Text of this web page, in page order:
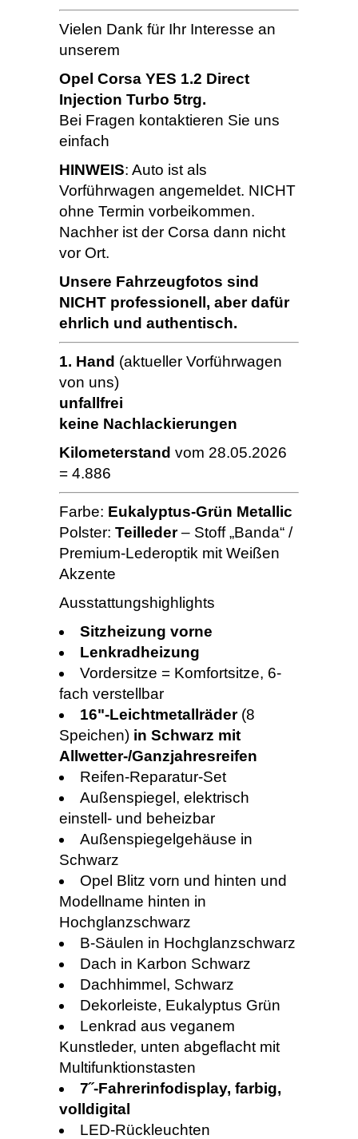
Vielen Dank für Ihr Interesse an
unserem
Opel Corsa YES 1.2 Direct
Injection Turbo 5trg.
Bei Fragen kontaktieren Sie uns
einfach
HINWEIS: Auto ist als
Vorführwagen angemeldet. NICHT
ohne Termin vorbeikommen.
Nachher ist der Corsa dann nicht
vor Ort.
Unsere Fahrzeugfotos sind
NICHT professionell, aber dafür
ehrlich und authentisch.
1. Hand (aktueller Vorführwagen
von uns)
unfallfrei
keine Nachlackierungen
Kilometerstand vom 28.05.2026
= 4.886
Farbe: Eukalyptus-Grün Metallic
Polster: Teilleder– Stoff „Banda“ /
Premium-Lederoptik mit Weißen
Akzente
Ausstattungshighlights
Sitzheizung vorne
Lenkradheizung
Vordersitze = Komfortsitze, 6-
fach verstellbar
16"-Leichtmetallräder(8
Speichen) in Schwarz mit
Allwetter-/Ganzjahresreifen
Reifen-Reparatur-Set
Außenspiegel, elektrisch
einstell- und beheizbar
Außenspiegelgehäuse in
Schwarz
Opel Blitz vorn und hinten und
Modellname hinten in
Hochglanzschwarz
B-Säulen in Hochglanzschwarz
Dach in Karbon Schwarz
Dachhimmel, Schwarz
Dekorleiste, Eukalyptus Grün
Lenkrad aus veganem
Kunstleder, unten abgeflacht mit
Multifunktionstasten
7˝-Fahrerinfodisplay, farbig,
volldigital
LED-Rückleuchten